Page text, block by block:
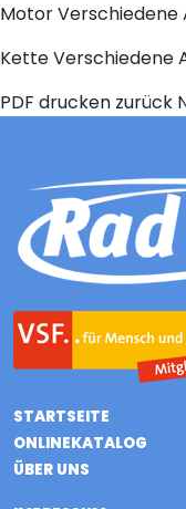
Motor
KetteVerschiedene
PDF drucken zurück
STARTSEITE
ONLINEKATALOG
ÜBER UNS